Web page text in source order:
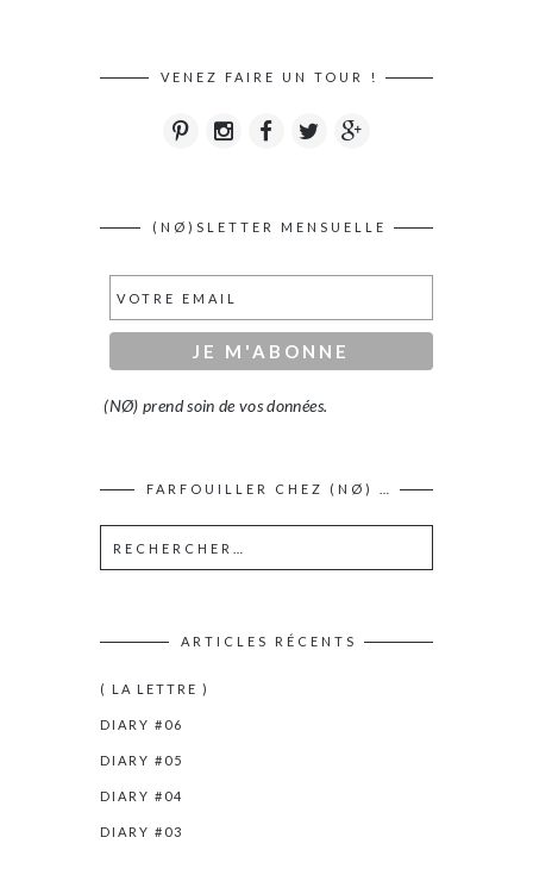
VENEZ FAIRE UN TOUR !
(NØ)SLETTER MENSUELLE
(NØ) prend soin de vos données.
FARFOUILLER CHEZ (NØ) …
ARTICLES RÉCENTS
( LA LETTRE )
DIARY #06
DIARY #05
DIARY #04
DIARY #03